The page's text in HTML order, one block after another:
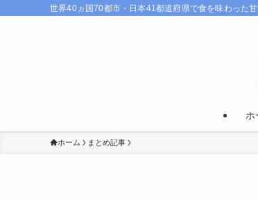
世界40ヵ国70都市・日本41都道府県で食を味わった
ホ
ホーム まとめ記事